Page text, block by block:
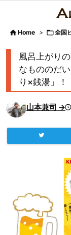
 Home > 全国
風呂上がり
なもののだ
り×銭湯」！
山本兼司 →